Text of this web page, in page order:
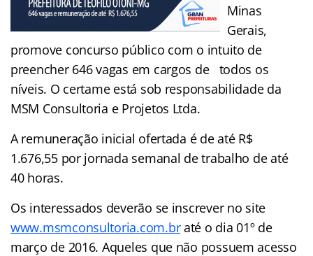
Minas
Gerais,
promove concurso público com o intuito de
preencher 646 vagas em cargos de todos os
níveis. O certame está sob responsabilidade da
MSM Consultoria e Projetos Ltda.
A remuneração inicial ofertada é de até R$
1.676,55 por jornada semanal de trabalho de até
40 horas.
Os interessados deverão se inscrever no site
www.msmconsultoria.com.braté o dia 01º de
março de 2016. Aqueles que não possuem acesso